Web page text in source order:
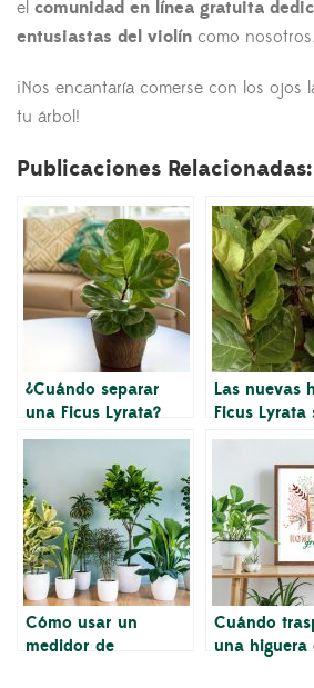
el comunidad en línea gratuita
entusiastas del violín como nosotros.
¡Nos encantaría comerse con los ojos
tu árbol!
Publicaciones Relacionadas:
¿Cuándo separar
una Ficus Lyrata?
Las nuevas
Ficus Lyrata
pequeñas
hojas más
Cómo usar un
medidor de
Cuándo
una higuera